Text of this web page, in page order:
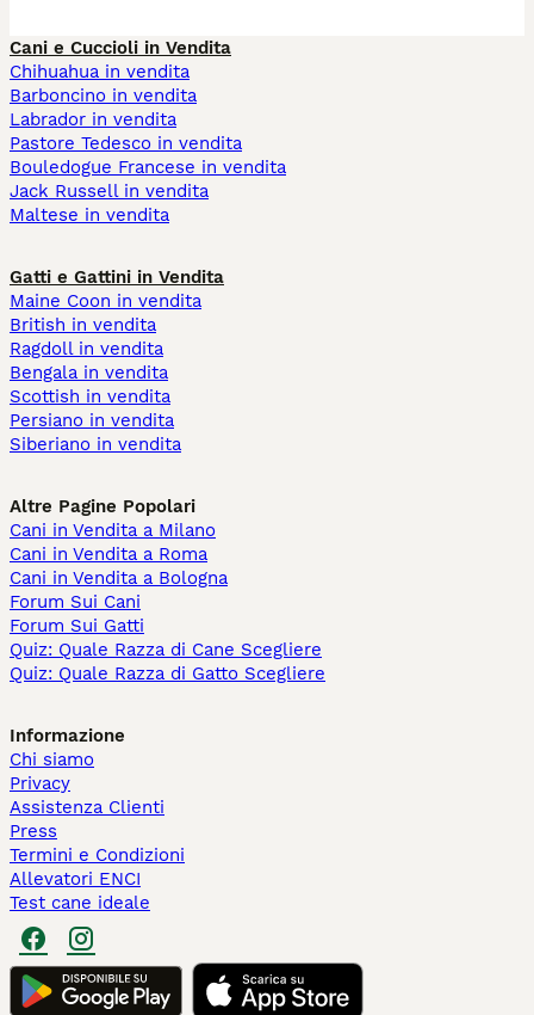
Cani e Cuccioli in Vendita
Chihuahua in vendita
Barboncino in vendita
Labrador in vendita
Pastore Tedesco in vendita
Bouledogue Francese in vendita
Jack Russell in vendita
Maltese in vendita
Gatti e Gattini in Vendita
Maine Coon in vendita
British in vendita
Ragdoll in vendita
Bengala in vendita
Scottish in vendita
Persiano in vendita
Siberiano in vendita
Altre Pagine Popolari
Cani in Vendita a Milano
Cani in Vendita a Roma
Cani in Vendita a Bologna
Forum Sui Cani
Forum Sui Gatti
Quiz: Quale Razza di Cane Scegliere
Quiz: Quale Razza di Gatto Scegliere
Informazione
Chi siamo
Privacy
Assistenza Clienti
Press
Termini e Condizioni
Allevatori ENCI
Test cane ideale